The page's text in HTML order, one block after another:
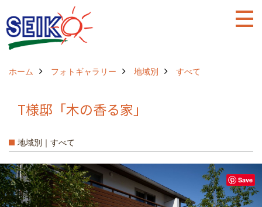
ホーム フォトギャラリー 地域別 すべて
T様邸「木の香る家」
地域別｜すべて
Save